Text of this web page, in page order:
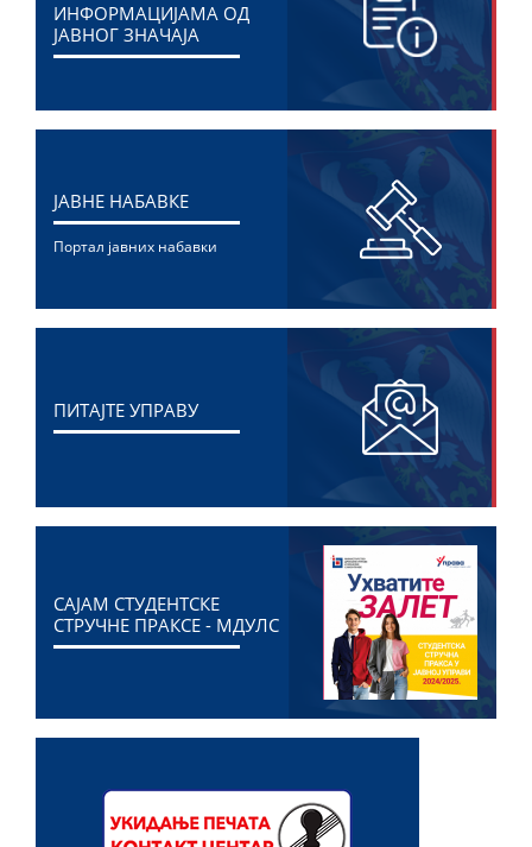
ИНФОРМАЦИЈАМА ОД
ЈАВНОГ ЗНАЧАЈА
ЈАВНЕ НАБАВКЕ
Портал јавних набавки
ПИТАЈТЕ УПРАВУ
САЈАМ СТУДЕНТСКЕ
СТРУЧНЕ ПРАКСЕ - МДУЛС